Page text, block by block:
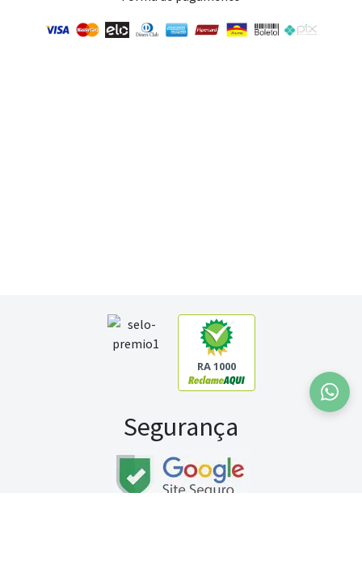
RA 1000
Segurança